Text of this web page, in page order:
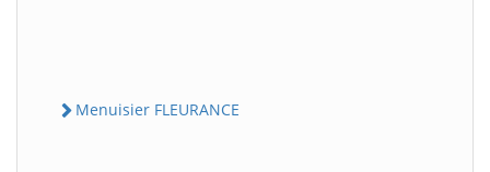
Menuisier FLEURANCE